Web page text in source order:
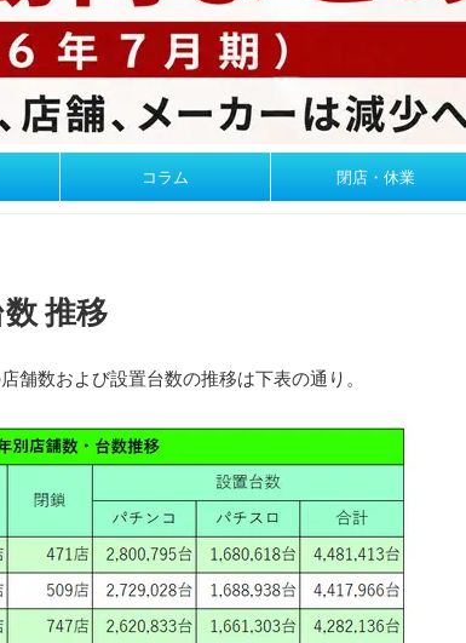
コラム 閉店・休業
推移
舗数および設置台数の推移は下表の通り。